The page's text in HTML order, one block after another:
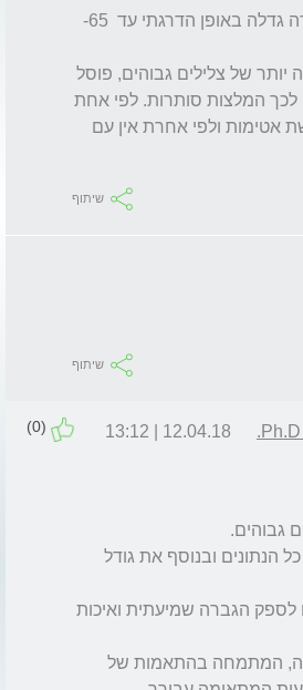
שיתוף
שיתוף
12.04.18 | 13:12
(0)